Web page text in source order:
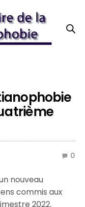
0
nouveau
commis aux
2022.